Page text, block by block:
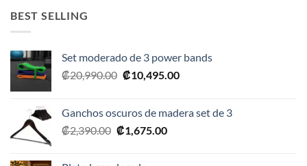
BEST SELLING
Set moderado de 3 power bands
₡20,990.00 El
era:
₡20,990.00.
₡10,495.00El
es:
Ganchos oscuros de madera set de 3
₡2,390.00 El
₡1,675.00El